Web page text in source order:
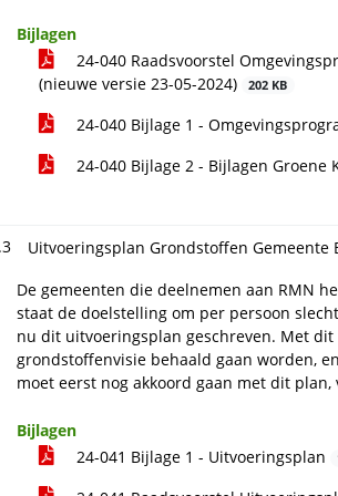
Bijlagen
24-040 Raadsvoorstel
(nieuwe versie 23-05-2024)
202 KB
24-040 Bijlage 1 -
24-040 Bijlage 2 - Bijlagen Groene
Uitvoeringsplan Grondstoffen Gemeente
De gemeenten die deelnemen aan RMN
staat de doelstelling om per persoon
nu dit uitvoeringsplan geschreven. Met
grondstoffenvisie behaald gaan worden,
moet eerst nog akkoord gaan met dit
Bijlagen
24-041 Bijlage 1 - Uitvoeringsplan